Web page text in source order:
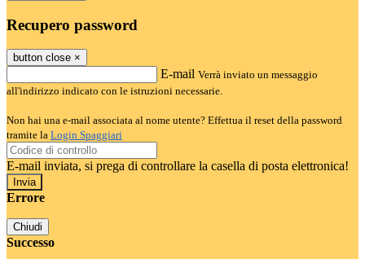
Recupero password
button close ×
E-mail Verrà inviato un messaggio
all'indirizzo indicato con le istruzioni necessarie.
Non hai una e-mail associata al nome utente? Effettua il reset della password
tramite la Login Spaggiari
E-mail inviata, si prega di controllare la casella di posta elettronica!
Errore
Chiudi
Successo